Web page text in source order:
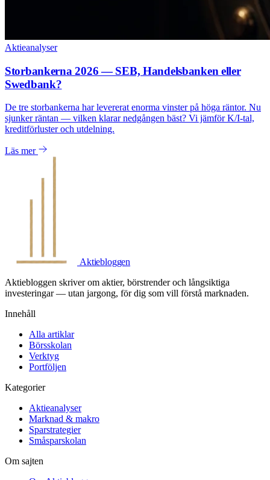
Aktieanalyser
Storbankerna 2026 — SEB, Handelsbanken eller
Swedbank?
De tre storbankerna har levererat enorma vinster på höga räntor. Nu
sjunker räntan — vilken klarar nedgången bäst? Vi jämför K/I-tal,
kreditförluster och utdelning.
Läs mer
Aktiebloggen
Aktiebloggen skriver om aktier, börstrender och långsiktiga
investeringar — utan jargong, för dig som vill förstå marknaden.
Innehåll
Alla artiklar
Börsskolan
Verktyg
Portföljen
Kategorier
Aktieanalyser
Marknad & makro
Sparstrategier
Småsparskolan
Om sajten